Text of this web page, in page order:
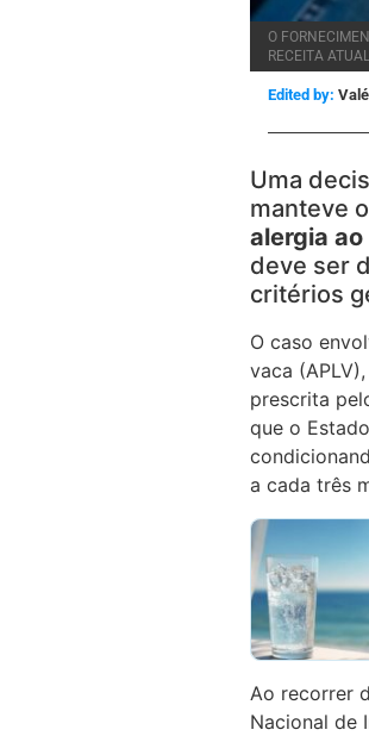
O
RECEITA
Edited by:
Uma
manteve
alergia
deve ser
critérios
O caso
vaca
prescrita
que o
a cada três
Ao recorrer
Nacional de